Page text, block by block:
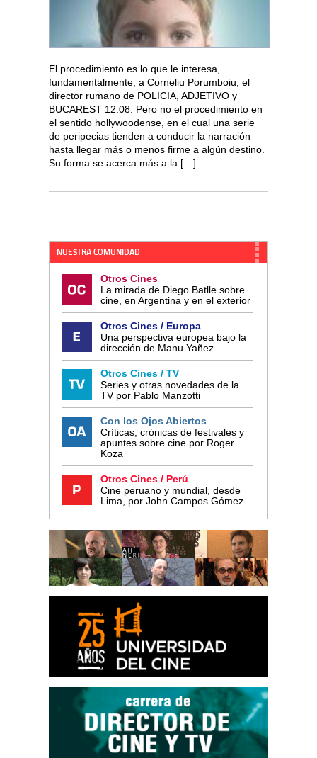
El procedimiento es lo que le interesa,
fundamentalmente, a Corneliu Porumboiu, el
director rumano de POLICIA, ADJETIVO y
BUCAREST 12:08. Pero no el procedimiento en
el sentido hollywoodense, en el cual una serie
de peripecias tienden a conducir la narración
hasta llegar más o menos firme a algún destino.
Su forma se acerca más a la […]
NUESTRA COMUNIDAD
Otros Cines
La mirada de Diego Batlle sobre
cine, en Argentina y en el exterior
Otros Cines / Europa
Una perspectiva europea bajo la
dirección de Manu Yañez
Otros Cines / TV
Series y otras novedades de la
TV por Pablo Manzotti
Con los Ojos Abiertos
Críticas, crónicas de festivales y
apuntes sobre cine por Roger
Koza
Otros Cines / Perú
Cine peruano y mundial, desde
Lima, por John Campos Gómez